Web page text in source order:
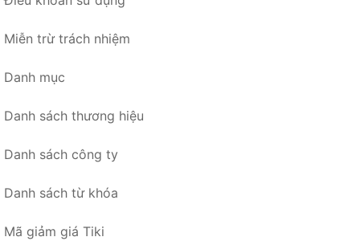
Miễn trừ trách nhiệm
Danh mục
Danh sách thương hiệu
Danh sách công ty
Danh sách từ khóa
Mã giảm giá Tiki